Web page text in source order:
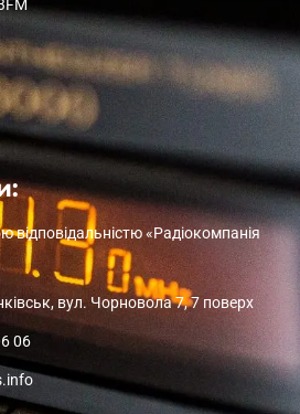
«Радіокомпанія
вул. Чорновола 7, 7 поверх
06